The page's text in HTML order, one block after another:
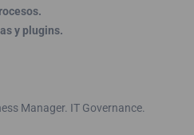
y plugins.
Manager. IT Governance.